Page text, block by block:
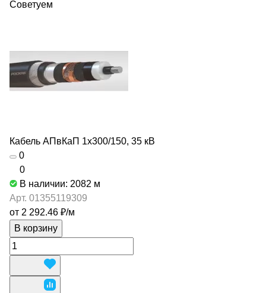
Советуем
Кабель АПвКаП 1х300/150, 35 кВ
0
0
В наличии: 2082 м
Арт. 01355119309
от 2 292.46 ₽/м
В корзину